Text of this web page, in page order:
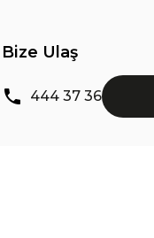
Bize Ulaş
444 37 36